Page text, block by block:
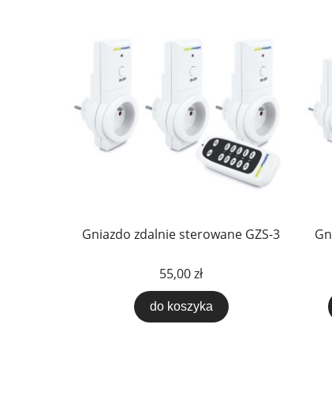
Gniazdo zdalnie sterowane GZS-3
55,00 zł
do koszyka